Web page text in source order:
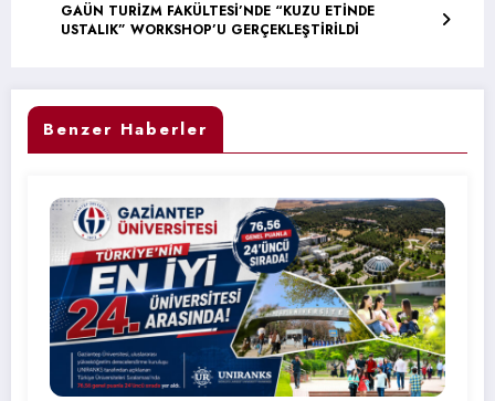
GAÜN TURİZM FAKÜLTESİ’NDE “KUZU ETİNDE
USTALIK” WORKSHOP’U GERÇEKLEŞTİRİLDİ
Benzer Haberler